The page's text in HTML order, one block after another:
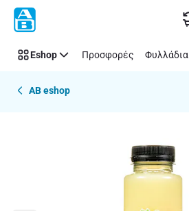
Παράλειψη
Eshop Προσφορές Φυλλάδια
AB eshop